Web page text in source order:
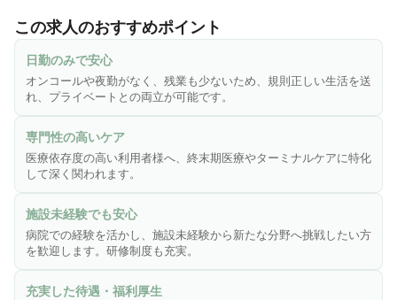
高い方をお受け入れし、大切な時間を穏やかに過ごしていた
だくための、安らぎの療養の場です。医療施設型ホスピスと
して皆様からのニーズにお応えし、療養環境の地域間格差の
是正に貢献するため、全国各地で医心館を展開しています。
終末期のがんや神経変性疾患を患う方、人工呼吸器を使用し
ている方、頻繁な喀痰吸引が必要な方――などの医療依存度
が高い方々。そうした方々に安心して療養生活を送っていた
だくため、充実の人員体制を整えています。
◎こんな方にピッタリ！！
・緩和ケアやホスピスに興味がある方
・病院での経験を活かし、新たな分野にチャレンジしたい方
・施設未経験だけど働いてみたい方
この求人のおすすめポイント
日勤のみで安心
オンコールや夜勤がなく、残業も少ないため、規則正しい生活を送
れ、プライベートとの両立が可能です。
専門性の高いケア
医療依存度の高い利用者様へ、終末期医療やターミナルケアに特化
して深く関われます。
施設未経験でも安心
病院での経験を活かし、施設未経験から新たな分野へ挑戦したい方
を歓迎します。研修制度も充実。
充実した待遇・福利厚生